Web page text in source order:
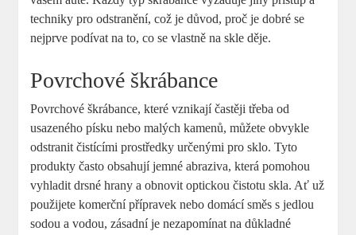
techniky pro odstranění, což ​je důvod, proč je dobré se
nejprve podívat na to, co se ​vlastně na skle děje.
Povrchové škrábance
Povrchové škrábance, které ​vznikají častěji třeba od
usazeného​ písku nebo malých ⁤kamenů, můžete obvykle
⁤odstranit čistícími prostředky určenými pro sklo. Tyto
produkty ⁢často obsahují ‌jemné abraziva, která pomohou
vyhladit ‍drsné‍ hrany a obnovit optickou čistotu skla. Ať už
použijete komerční přípravek⁣ nebo ‍domácí ⁤směs ​s jedlou
sodou⁣ a vodou, zásadní je nezapomínat na důkladné